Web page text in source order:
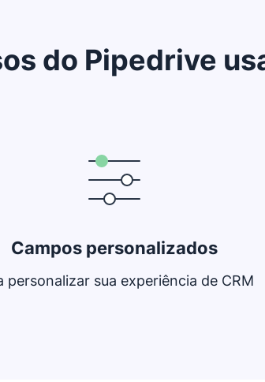
do Pipedrive
Campos personalizados
personalizar sua experiência de CRM